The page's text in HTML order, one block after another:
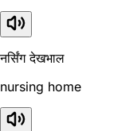
नर्सिंग देखभाल
nursing home